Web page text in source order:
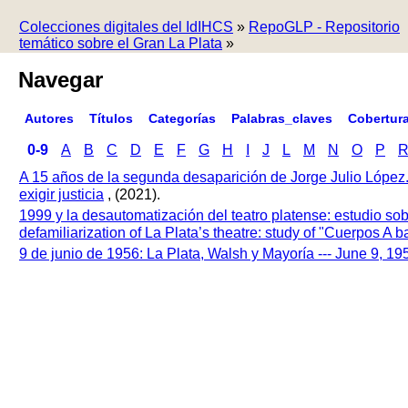
Colecciones digitales del IdIHCS » RepoGLP - Repositorio
temático sobre el Gran La Plata »
Navegar
Autores Títulos Categorías Palabras_claves
0-9 A B C D E F G H J L M N O P
R
A 15 años de la segunda desaparición de Jorge Julio
exigir justicia , (2021).
1999 y la desautomatización del teatro platense: estudio
defamiliarization of La Plata’s theatre: study of "Cuerpos A
9 de junio de 1956: La Plata, Walsh y Mayoría --- June 9,